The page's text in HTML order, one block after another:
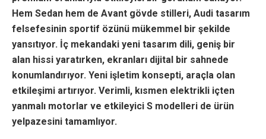
Hem Sedan hem de Avant gövde stilleri, Audi tasarım
felsefesinin sportif özünü mükemmel bir şekilde
yansıtıyor. İç mekandaki yeni tasarım dili, geniş bir
alan hissi yaratırken, ekranları dijital bir sahnede
konumlandırıyor. Yeni işletim konsepti, araçla olan
etkileşimi artırıyor. Verimli, kısmen elektrikli içten
yanmalı motorlar ve etkileyici S modelleri de ürün
yelpazesini tamamlıyor.